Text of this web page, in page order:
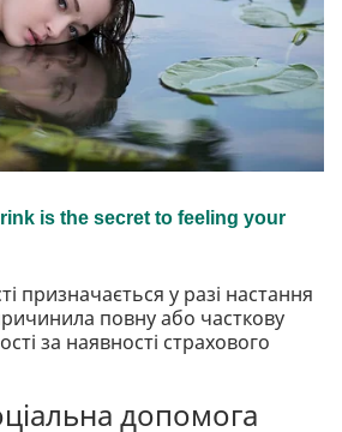
призначається у разі настання
повну або часткову
за наявності страхового
допомога